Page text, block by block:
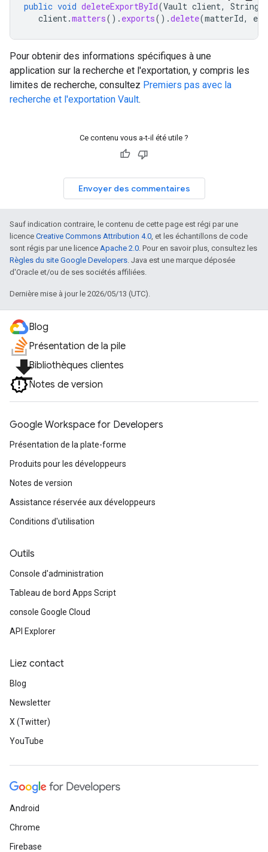
public void deleteExportById(Vault client, String
client.matters(). exports().delete(matterId,
Pour obtenir des informations spécifiques à une
application sur la recherche et l'exportation, y compris les
limites de recherche, consultez Premiers pas avec la
recherche et l'exportation Vault.
Ce contenu vous a-t-il été utile ?
Envoyer des commentaires
Sauf indication contraire, le contenu de cette page est régi par une
licence Creative Commons Attribution 4.0, et les échantillons de code
sont régis par une licence Apache 2.0. Pour en savoir plus, consultez les
Règles du site Google Developers. Java est une marque déposée
d'Oracle et/ou de ses sociétés affiliées.
Dernière mise à jour le 2026/05/13 (UTC).
Blog
Présentation de la pile
file_downloadBibliothèques clientes
Notes de version
Google Workspace for Developers
Présentation de la plate-forme
Produits pour les développeurs
Notes de version
Assistance réservée aux développeurs
Conditions d'utilisation
Outils
Console d'administration
Tableau de bord Apps Script
console Google Cloud
API Explorer
Liez contact
Blog
Newsletter
X (Twitter)
YouTube
Android
Chrome
Firebase